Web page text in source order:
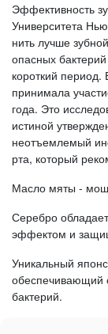
Эффективность
Университета
нить лучше
опасных
короткий
принимала
года. Это
истиной
неотъемлемый
рта, который
Масло мяты -
Серебро
эффектом и
Уникальный
обеспечивающий
бактерий.